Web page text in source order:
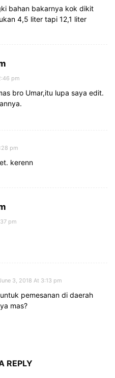
bahan bakarnya kok dikit
4,5 liter tapi 12,1 liter
pm
bro Umar,itu lupa saya edit.
pm
kerenn
pm
3, 2018 At 3:13 pm
pemesanan di daerah
mas?
REPLY